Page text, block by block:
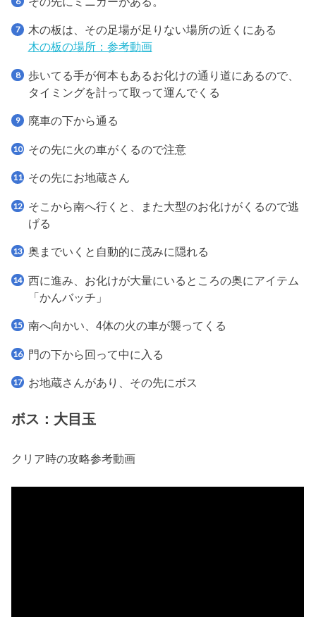
木の板は、その足場が足りない場所の近くにある
木の板の場所：参考動画
歩いてる手が何本もあるお化けの通り道にあるので、
タイミングを計って取って運んでくる
廃車の下から通る
その先に火の車がくるので注意
その先にお地蔵さん
そこから南へ行くと、また大型のお化けがくるので逃
げる
奥までいくと自動的に茂みに隠れる
西に進み、お化けが大量にいるところの奥にアイテム
「かんバッチ」
南へ向かい、4体の火の車が襲ってくる
門の下から回って中に入る
お地蔵さんがあり、その先にボス
ボス：大目玉
クリア時の攻略参考動画